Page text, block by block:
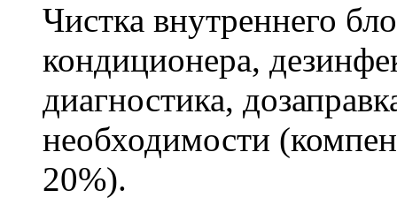
Чистка внутреннего
кондиционера,
диагностика,
необходимости
20%).